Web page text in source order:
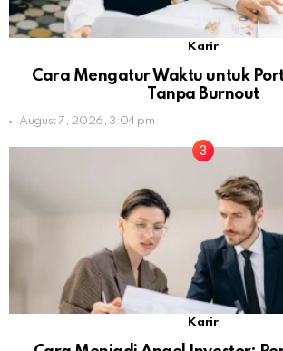
Karir
Cara Mengatur Waktu untuk
Tanpa Burnout
August 7, 2026, 3:04 pm
Karir